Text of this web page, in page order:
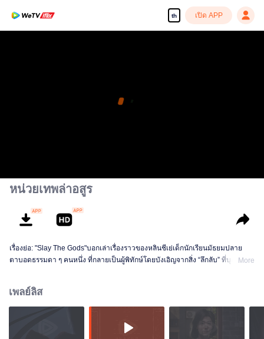
th เปิด APP
หน่วยเทพล่าอสูร
เรื่องย่อ: "Slay The Gods"บอกเล่าเรื่องราวของหลินชีเย่เด็กนักเรียนมัธยมปลาย
ตาบอดธรรมดา ๆ คนหนึ่ง ที่กลายเป็นผู้พิทักษ์โดยบังเอิญจากสิ่ง “ลึกลับ” ที่บุกโจมตี
เมือง”
More
เพลย์ลิส